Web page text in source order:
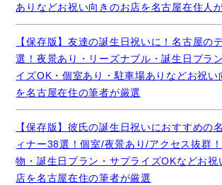
ありなどお祝い向きのお店を名古屋在住人
【保存版】友達の誕生日祝いに！名古屋の
選！夜景あり・リーズナブル・誕生日プラ
イズOK・個室あり・駐車場ありなどお祝い
を名古屋在住の筆者が厳選
【保存版】彼氏の誕生日祝いにおすすめの
ィナー38選！個室/夜景あり/アクセス抜群
物・誕生日プラン・サプライズOKなどお祝
店を名古屋在住の筆者が厳選